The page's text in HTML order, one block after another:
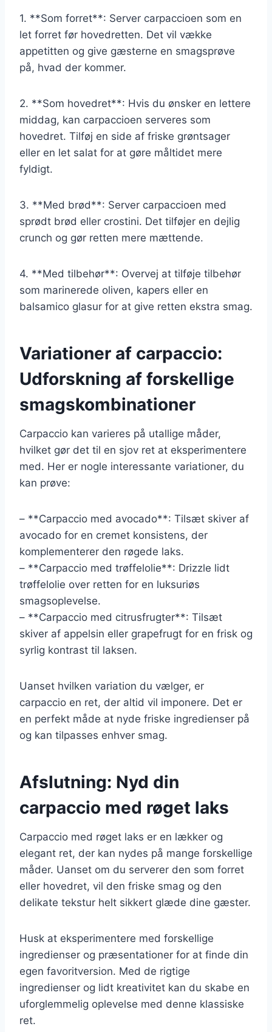
1. **Som forret**: Server carpaccioen som en
let forret før hovedretten. Det vil vække
appetitten og give gæsterne en smagsprøve
på, hvad der kommer.
2. **Som hovedret**: Hvis du ønsker en lettere
middag, kan carpaccioen serveres som
hovedret. Tilføj en side af friske grøntsager
eller en let salat for at gøre måltidet mere
fyldigt.
3. **Med brød**: Server carpaccioen med
sprødt brød eller crostini. Det tilføjer en dejlig
crunch og gør retten mere mættende.
4. **Med tilbehør**: Overvej at tilføje tilbehør
som marinerede oliven, kapers eller en
balsamico glasur for at give retten ekstra smag.
Variationer af carpaccio:
Udforskning af forskellige
smagskombinationer
Carpaccio kan varieres på utallige måder,
hvilket gør det til en sjov ret at eksperimentere
med. Her er nogle interessante variationer, du
kan prøve:
– **Carpaccio med avocado**: Tilsæt skiver af
avocado for en cremet konsistens, der
komplementerer den røgede laks.
– **Carpaccio med trøffelolie**: Drizzle lidt
trøffelolie over retten for en luksuriøs
smagsoplevelse.
– **Carpaccio med citrusfrugter**: Tilsæt
skiver af appelsin eller grapefrugt for en frisk og
syrlig kontrast til laksen.
Uanset hvilken variation du vælger, er
carpaccio en ret, der altid vil imponere. Det er
en perfekt måde at nyde friske ingredienser på
og kan tilpasses enhver smag.
Afslutning: Nyd din
carpaccio med røget laks
Carpaccio med røget laks er en lækker og
elegant ret, der kan nydes på mange forskellige
måder. Uanset om du serverer den som forret
eller hovedret, vil den friske smag og den
delikate tekstur helt sikkert glæde dine gæster.
Husk at eksperimentere med forskellige
ingredienser og præsentationer for at finde din
egen favoritversion. Med de rigtige
ingredienser og lidt kreativitet kan du skabe en
uforglemmelig oplevelse med denne klassiske
ret.